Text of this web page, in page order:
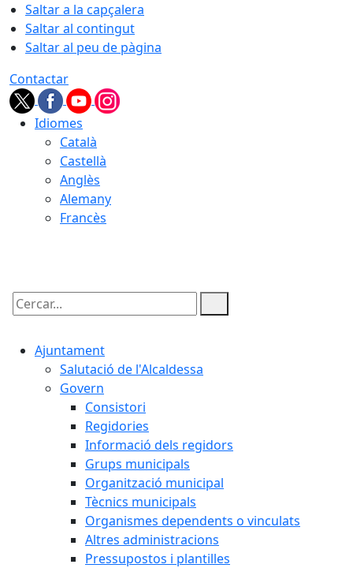
Saltar a la capçalera
Saltar al contingut
Saltar al peu de pàgina
Contactar
Idiomes
Català
Castellà
Anglès
Alemany
Francès
Cercar:
Ajuntament
Salutació de l'Alcaldessa
Govern
Consistori
Regidories
Informació dels regidors
Grups municipals
Organització municipal
Tècnics municipals
Organismes dependents o vinculats
Altres administracions
Pressupostos i plantilles